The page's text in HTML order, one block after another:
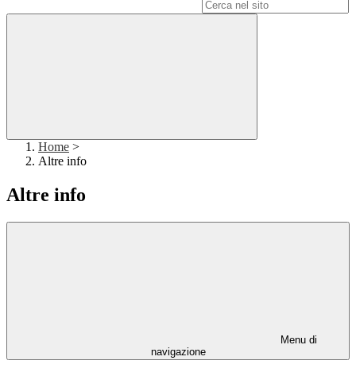
Home >
Altre info
Altre info
Menu di
navigazione